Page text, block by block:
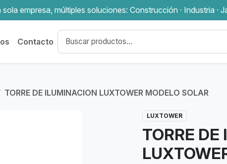
sola empresa, múltiples soluciones: Construcción · Industria ·
Contacto
TORRE DE ILUMINACION LUXTOWER MODELO SOLAR
LUXTOWER
TORRE DE